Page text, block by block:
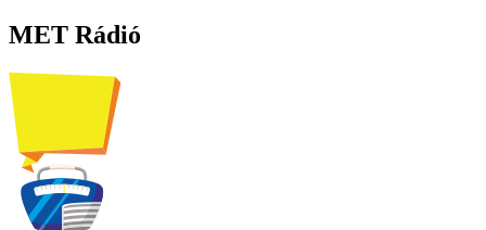
MET Rádió